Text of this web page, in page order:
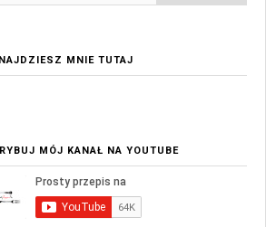
MNIE TUTAJ
MÓJ KANAŁ NA YOUTUBE